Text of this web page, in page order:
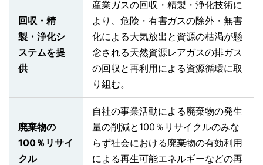
回収・精
製・浄化シ
ステムを提
供
産業ガスの回収・精製・浄化技術に
より、危険・有害ガスの除外・無害
化による大気放出と資源の枯渇が懸
念される天然資源レアガスの排ガス
の回収と再利用による資源循環に取
り組む。
廃棄物の
100％リサイ
クル
自社の事業活動による廃棄物の発生
量の削減と100％リサイクルのみな
らず社会における廃棄物の有効利用
による再生可能エネルギーなどの再